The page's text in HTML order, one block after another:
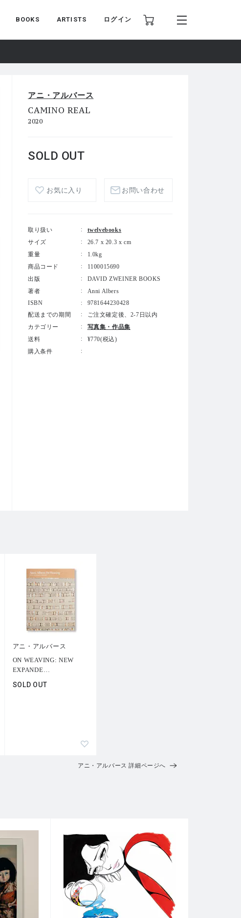
BOOKS ARTISTS ログイン
アニ・アルバース
CAMINO REAL
2020
SOLD OUT
お気に入り お問い合わせ
取り扱い
twelvebooks
サイズ
26.7 x 20.3 x cm
重量
1.0kg
商品コード
1100015690
出版
DAVID ZWEINER BOOKS
著者
Anni Albers
ISBN
9781644230428
配送までの期間
ご注文確定後、2-7日以内
カテゴリー
写真集・作品集
送料
¥770(税込)
購入条件
アニ・アルバース
ON WEAVING: NEW
EXPANDE…
SOLD OUT
アニ・アルバース 詳細ページへ